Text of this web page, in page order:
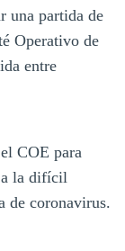
una partida de
Operativo de
entre
COE para
a la difícil
de coronavirus.